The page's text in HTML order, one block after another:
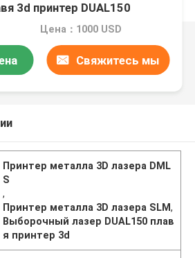
3d принтер DUAL150
Цена：1000 USD
Свяжитесь мы
Принтер металла 3D лазера DML
S
,
Принтер металла 3D лазера SLM,
Выборочный лазер DUAL150 плав
я принтер 3d